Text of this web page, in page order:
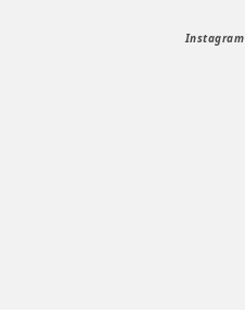
Instagram